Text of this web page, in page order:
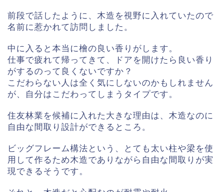
前段で話したように、木造を視野に入れていたので
名前に惹かれて訪問しました。
中に入ると本当に檜の良い香りがします。
仕事で疲れて帰ってきて、ドアを開けたら良い香り
がするのって良くないですか？
こだわらない人は全く気にしないのかもしれません
が、自分はこだわってしまうタイプです。
住友林業を候補に入れた大きな理由は、木造なのに
自由な間取り設計ができるところ。
ビッグフレーム構法という、とても太い柱や梁を使
用して作るため木造でありながら自由な間取りが実
現できるそうです。